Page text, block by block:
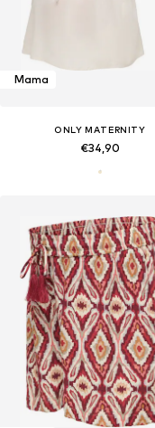
Mama
ONLY MATERNITY
€34,90